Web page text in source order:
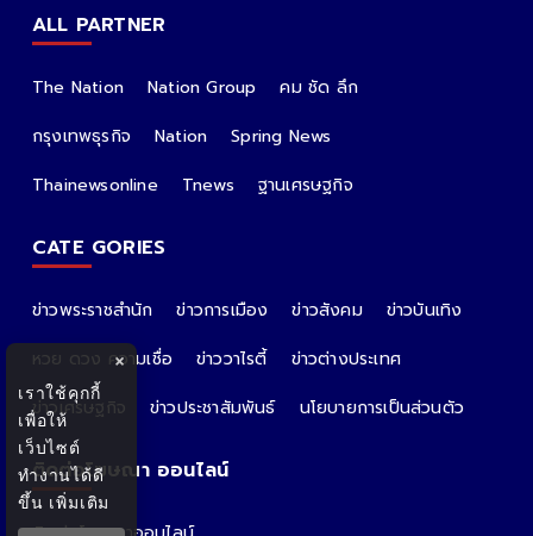
ALL PARTNER
The Nation Nation Group
คม ชัด ลึก
กรุงเทพธุรกิจ
Nation
Spring News
Thainewsonline
Tnews ฐานเศรษฐกิจ
CATE GORIES
ข่าวพระราชสำนัก ข่าวการเมือง ข่าวสังคม
ข่าวบันเทิง
หวย ดวง ความเชื่อ
ข่าววาไรตี้
ข่าวต่างประเทศ
ข่าวเศรษฐกิจ
ข่าวประชาสัมพันธ์ นโยบายการเป็นส่วนตัว
ติดต่อโฆษณา ออนไลน์
×
เราใช้คุกกี้
เพื่อให้
เว็บไซต์
ทำงานได้ดี
ขึ้น เพิ่มเติม